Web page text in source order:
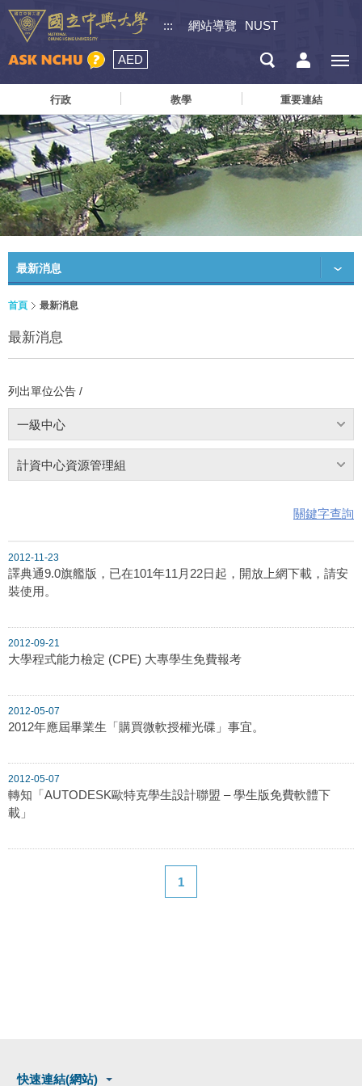
::: 網站導覽 NUST
AED
行政 教學 重要連結
最新消息
首頁 最新消息
最新消息
列出單位公告 /
一級中心
計資中心資源管理組
關鍵字查詢
2012-11-23
譯典通9.0旗艦版，已在101年11月22日起，開放上網下載，請安
裝使用。
2012-09-21
大學程式能力檢定 (CPE) 大專學生免費報考
2012-05-07
2012年應屆畢業生「購買微軟授權光碟」事宜。
2012-05-07
轉知「AUTODESK歐特克學生設計聯盟 – 學生版免費軟體下
載」
1
快速連結(網站)